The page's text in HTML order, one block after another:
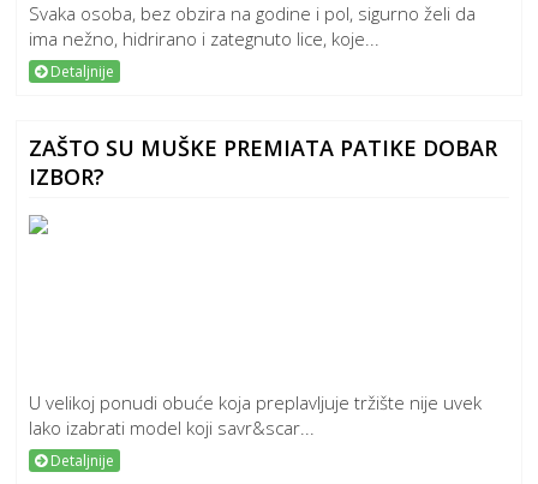
Svaka osoba, bez obzira na godine i pol, sigurno želi da
ima nežno, hidrirano i zategnuto lice, koje...
Detaljnije
ZAŠTO SU MUŠKE PREMIATA PATIKE DOBAR
IZBOR?
U velikoj ponudi obuće koja preplavljuje tržište nije uvek
lako izabrati model koji savr&scar...
Detaljnije